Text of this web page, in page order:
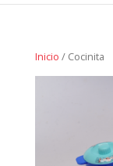
Inicio / Cocinita